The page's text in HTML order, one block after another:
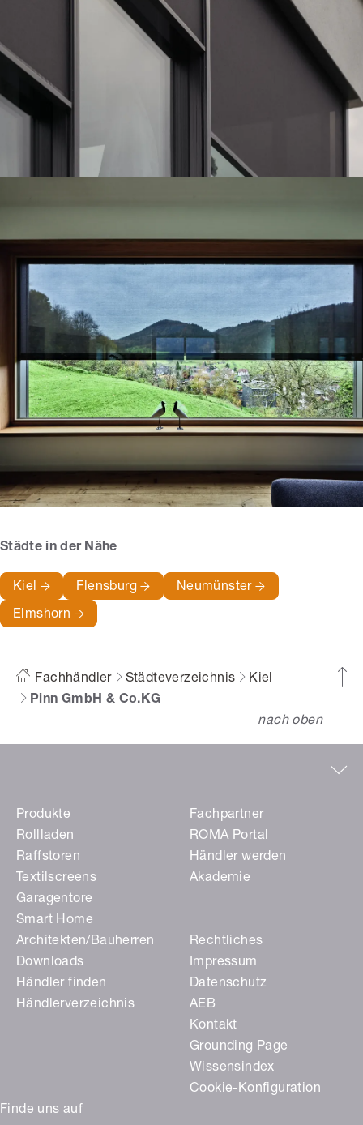
Städte in der Nähe
Kiel Flensburg Neumünster
Elmshorn
Fachhändler Städteverzeichnis
Kiel
Pinn GmbH & Co.KG
nach oben
Finde uns auf
Produkte
Rollladen
Raffstoren
Textilscreens
Garagentore
Smart Home
Fachpartner
ROMA Portal
Händler werden
Akademie
Architekten/Bauherren
Downloads
Händler finden
Händlerverzeichnis
Rechtliches
Impressum
Datenschutz
AEB
Kontakt
Grounding Page
Wissensindex
Cookie-Konfiguration